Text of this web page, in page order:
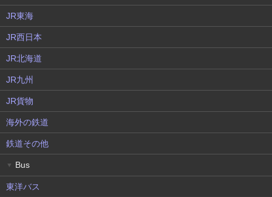
JR東海
JR西日本
JR北海道
JR九州
JR貨物
海外の鉄道
鉄道その他
▼ Bus
東洋バス